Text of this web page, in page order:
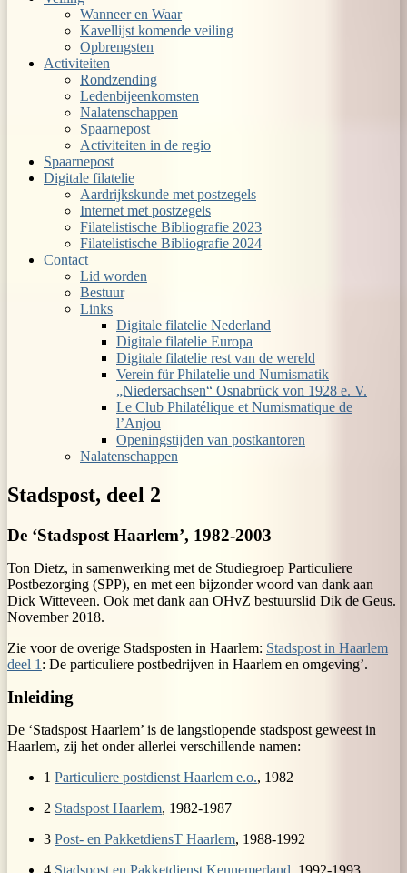
Wanneer en Waar
Kavellijst komende veiling
Opbrengsten
Activiteiten
Rondzending
Ledenbijeenkomsten
Nalatenschappen
Spaarnepost
Activiteiten in de regio
Spaarnepost
Digitale filatelie
Aardrijkskunde met postzegels
Internet met postzegels
Filatelistische Bibliografie 2023
Filatelistische Bibliografie 2024
Contact
Lid worden
Bestuur
Links
Digitale filatelie Nederland
Digitale filatelie Europa
Digitale filatelie rest van de wereld
Verein für Philatelie und Numismatik
„Niedersachsen“ Osnabrück von 1928 e. V.
Le Club Philatélique et Numismatique de
l’Anjou
Openingstijden van postkantoren
Nalatenschappen
Stadspost, deel 2
De ‘Stadspost Haarlem’, 1982-2003
Ton Dietz, in samenwerking met de Studiegroep Particuliere
Postbezorging (SPP), en met een bijzonder woord van dank aan
Dick Witteveen. Ook met dank aan OHvZ bestuurslid Dik de Geus.
November 2018.
Zie voor de overige Stadsposten in Haarlem: Stadspost in Haarlem
deel 1 : De particuliere postbedrijven in Haarlem en omgeving’.
Inleiding
De ‘Stadspost Haarlem’ is de langstlopende stadspost geweest in
Haarlem, zij het onder allerlei verschillende namen:
1 Particuliere postdienst Haarlem e.o., 1982
2 Stadspost Haarlem, 1982-1987
3 Post- en PakketdiensT Haarlem, 1988-1992